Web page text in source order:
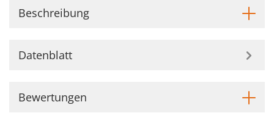
Beschreibung
Datenblatt
Bewertungen